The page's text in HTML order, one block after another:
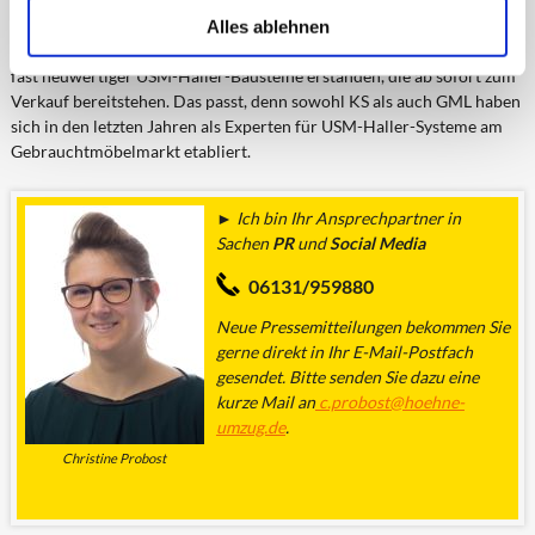
Alles ablehnen
Noch im Mai landete die GML einen großen Coup: Durch den Kauf
einer Insolvenzmasse in der Schweiz wurden circa 20 LKW-Ladungen
fast neuwertiger USM-Haller-Bausteine erstanden, die ab sofort zum
Verkauf bereitstehen. Das passt, denn sowohl KS als auch GML haben
sich in den letzten Jahren als Experten für USM-Haller-Systeme am
Gebrauchtmöbelmarkt etabliert.
Christine Probost
► Ich bin Ihr Ansprechpartner in
SachenPRundSocial Media
06131/959880
Neue Pressemitteilungenbekommen Sie
gerne direkt in Ihr E-Mail-Postfach
gesendet. Bitte senden Sie dazu eine
kurze Mail anc.probost@hoehne-
umzug.de.